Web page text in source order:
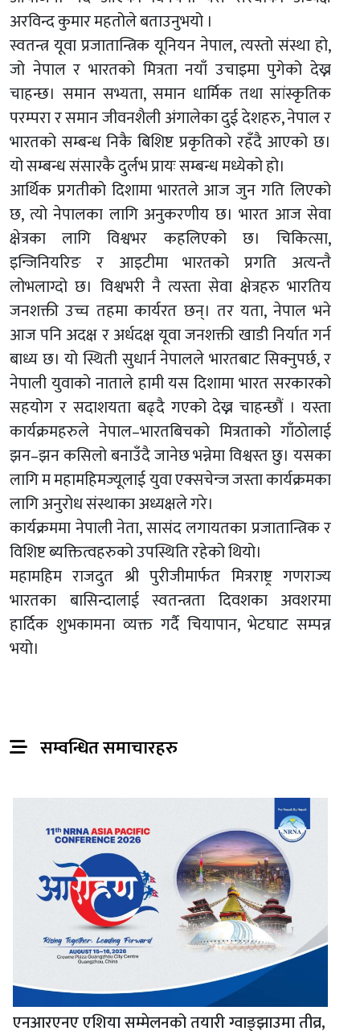
अरविन्द कुमार महतोले बताउनुभयो ।
स्वतन्त्र यूवा प्रजातान्त्रिक यूनियन नेपाल, त्यस्तो संस्था हो,
जो नेपाल र भारतको मित्रता नयाँ उचाइमा पुगेको देख्न
चाहन्छ। समान सभ्यता, समान धार्मिक तथा सांस्कृतिक
परम्परा र समान जीवनशैली अंगालेका दुई देशहरु, नेपाल र
भारतको सम्बन्ध निकै बिशिष्ट प्रकृतिको रहँदै आएको छ।
यो सम्बन्ध संसारकै दुर्लभ प्रायः सम्बन्ध मध्येको हो।
आर्थिक प्रगतीको दिशामा भारतले आज जुन गति लिएको
छ, त्यो नेपालका लागि अनुकरणीय छ। भारत आज सेवा
क्षेत्रका लागि विश्वभर कहलिएको छ। चिकित्सा,
इन्जिनियरिङ र आइटीमा भारतको प्रगति अत्यन्तै
लोभलाग्दो छ। विश्वभरी नै त्यस्ता सेवा क्षेत्रहरु भारतिय
जनशक्ती उच्च तहमा कार्यरत छन्। तर यता, नेपाल भने
आज पनि अदक्ष र अर्धदक्ष यूवा जनशक्ती खाडी निर्यात गर्न
बाध्य छ। यो स्थिती सुधार्न नेपालले भारतबाट सिक्नुपर्छ, र
नेपाली युवाको नाताले हामी यस दिशामा भारत सरकारको
सहयोग र सदाशयता बढ्दै गएको देख्न चाहन्छौं । यस्ता
कार्यक्रमहरुले नेपाल–भारतबिचको मित्रताको गाँठोलाई
झन–झन कसिलो बनाउँदै जानेछ भन्नेमा विश्वस्त छु। यसका
लागि म महामहिमज्यूलाई युवा एक्सचेन्ज जस्ता कार्यक्रमका
लागि अनुरोध संस्थाका अध्यक्षले गरे।
कार्यक्रममा नेपाली नेता, सासंद लगायतका प्रजातान्त्रिक र
विशिष्ट ब्यक्तित्वहरुको उपस्थिति रहेको थियो।
महामहिम राजदुत श्री पुरीजीमार्फत मित्रराष्ट्र गणराज्य
भारतका बासिन्दालाई स्वतन्त्रता दिवशका अवशरमा
हार्दिक शुभकामना व्यक्त गर्दै चियापान, भेटघाट सम्पन्न
भयो।
सम्वन्धित समाचारहरु
एनआरएनए एशिया सम्मेलनको तयारी ग्वाङ्झाउमा तीव्र,